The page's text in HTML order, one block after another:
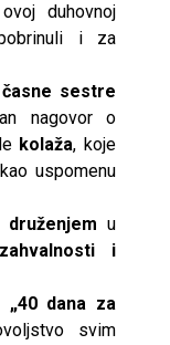
duhovnoj
i za
časne sestre
nagovor o
kolaža, koje
uspomenu
druženjem u
zahvalnosti i
„40 dana za
svim